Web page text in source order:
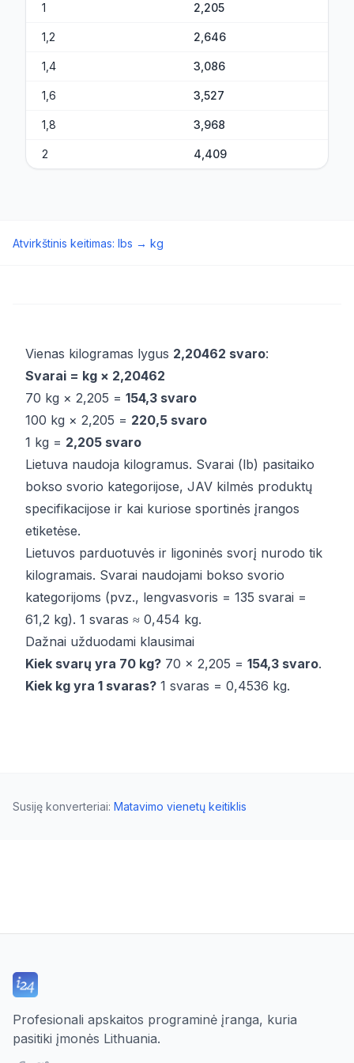
1 2,205
1,2 2,646
1,4 3,086
1,6 3,527
1,8 3,968
2 4,409
Atvirkštinis keitimas: lbs → kg
Vienas kilogramas lygus 2,20462 svaro:
Svarai = kg × 2,20462
70 kg × 2,205 = 154,3 svaro
100 kg × 2,205 = 220,5 svaro
1 kg = 2,205 svaro
Lietuva naudoja kilogramus. Svarai (lb) pasitaiko
bokso svorio kategorijose, JAV kilmės produktų
specifikacijose ir kai kuriose sportinės įrangos
etiketėse.
Lietuvos parduotuvės ir ligoninės svorį nurodo tik
kilogramais. Svarai naudojami bokso svorio
kategorijoms (pvz., lengvasvoris = 135 svarai =
61,2 kg). 1 svaras ≈ 0,454 kg.
Dažnai užduodami klausimai
Kiek svarų yra 70 kg? 70 × 2,205 = 154,3 svaro.
Kiek kg yra 1 svaras? 1 svaras = 0,4536 kg.
Susiję konverteriai: Matavimo vienetų keitiklis
Profesionali apskaitos programinė įranga, kuria
pasitiki įmonės Lithuania.